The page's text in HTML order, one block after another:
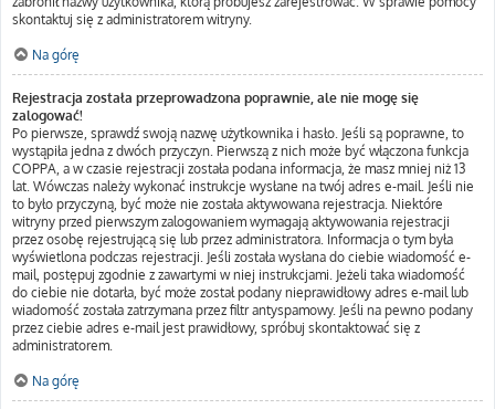
skontaktuj się z administratorem witryny.
Na górę
Rejestracja została przeprowadzona poprawnie, ale nie mogę się
zalogować!
Po pierwsze, sprawdź swoją nazwę użytkownika i hasło. Jeśli są poprawne, to
wystąpiła jedna z dwóch przyczyn. Pierwszą z nich może być włączona funkcja
COPPA, a w czasie rejestracji została podana informacja, że masz mniej niż 13
lat. Wówczas należy wykonać instrukcje wysłane na twój adres e-mail. Jeśli nie
to było przyczyną, być może nie została aktywowana rejestracja. Niektóre
witryny przed pierwszym zalogowaniem wymagają aktywowania rejestracji
przez osobę rejestrującą się lub przez administratora. Informacja o tym była
wyświetlona podczas rejestracji. Jeśli została wysłana do ciebie wiadomość e-
mail, postępuj zgodnie z zawartymi w niej instrukcjami. Jeżeli taka wiadomość
do ciebie nie dotarła, być może został podany nieprawidłowy adres e-mail lub
wiadomość została zatrzymana przez filtr antyspamowy. Jeśli na pewno podany
przez ciebie adres e-mail jest prawidłowy, spróbuj skontaktować się z
administratorem.
Na górę